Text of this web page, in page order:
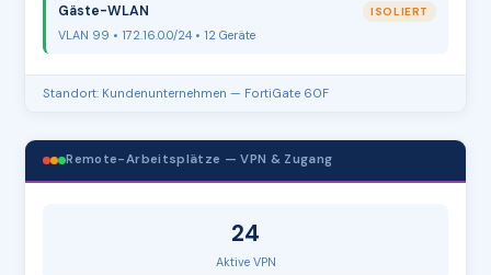
Gäste-WLAN ISOLIERT
VLAN 99 • 172.16.0.0/24 • 12 Geräte
Standort: Kundenunternehmen — FortiGate 60F
Remote-Arbeitsplätze — VPN & Zugang
24
Aktive VPN